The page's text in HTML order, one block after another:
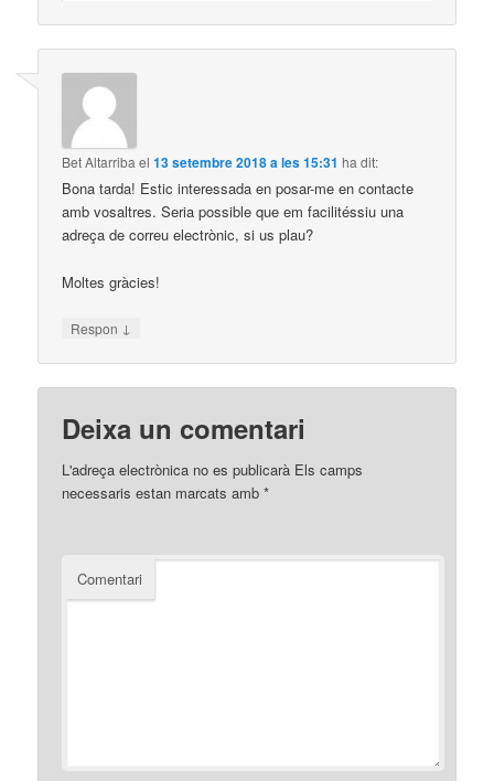
Bet Altarribael13 setembre 2018 a les 15:31 ha dit:
Bona tarda! Estic interessada en posar-me en contacte
amb vosaltres. Seria possible que em facilitéssiu una
adreça de correu electrònic, si us plau?
Moltes gràcies!
Respon ↓
Deixa un comentari
L'adreça electrònica no es publicarà Els camps
necessaris estan marcats amb*
Comentari